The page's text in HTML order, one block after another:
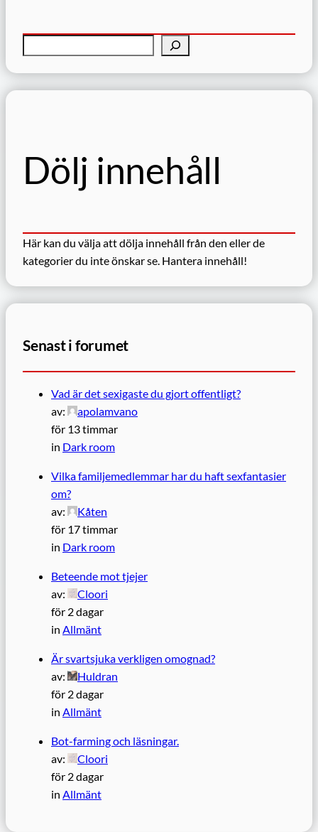
ö
Dölj innehåll
Här kan du välja att dölja innehåll från den eller de
kategorier du inte önskar se. Hantera innehåll!
Senast i forumet
Vad är det sexigaste du gjort offentligt?
av:
apolamvano
för 13 timmar
in Dark room
Vilka familjemedlemmar har du haft sexfantasier
om?
av:
Kåten
för 17 timmar
in Dark room
Beteende mot tjejer
av:
Cloori
för 2 dagar
in Allmänt
Är svartsjuka verkligen omognad?
av:
Huldran
för 2 dagar
in Allmänt
Bot-farming och läsningar.
av:
Cloori
för 2 dagar
in Allmänt